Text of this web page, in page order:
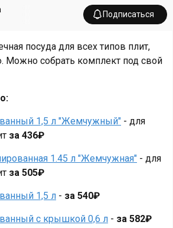
Подписаться
посуда для всех типов плит,
Можно собрать комплект под свой
1,5 л "Жемчужный" - для
за 436₽
1.45 л "Жемчужная" - для
за 505₽
1,5 л - за 540₽
с крышкой 0,6 л - за 582₽